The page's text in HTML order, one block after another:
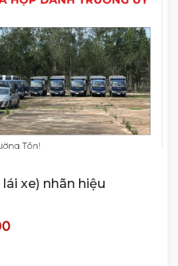
xe) nhãn hiệu